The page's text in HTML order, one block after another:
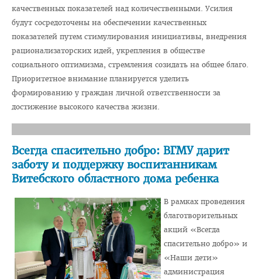
Год качества
Год мира и созидания
Великая Победа
Год исторической памяти
Я - грамадзянiн Беларусi
Единый день голосования
Год народного единства
Стратегия: Молодежь Беларуси - 20.30
ПОО «Белорусский Союз Женщин»
ПО РОО «Белая Русь»
Совет ветеранов ВГМУ
Каталог учебных дисциплин
качественных показателей над количественными. Усилия
будут сосредоточены на обеспечении качественных
показателей путем стимулирования инициативы, внедрения
рационализаторских идей, укрепления в обществе
социального оптимизма, стремления созидать на общее благо.
Приоритетное внимание планируется уделить
формированию у граждан личной ответственности за
достижение высокого качества жизни.
Всегда спасительно добро: ВГМУ дарит
заботу и поддержку воспитанникам
Витебского областного дома ребенка
В рамках проведения
благотворительных
акций «Всегда
спасительно добро» и
«Наши дети»
администрация